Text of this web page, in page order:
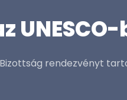
rendezvényt